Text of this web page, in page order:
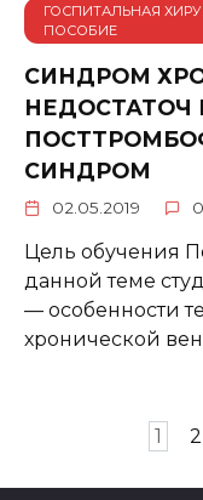
ГОСПИТАЛЬНАЯ
ПОСОБИЕ
СИНДРОМ
НЕДОСТАТОЧ
СИНДРОМ
02.05.2019 0
Цель обучения
данной теме
— особенности
хронической
1 2